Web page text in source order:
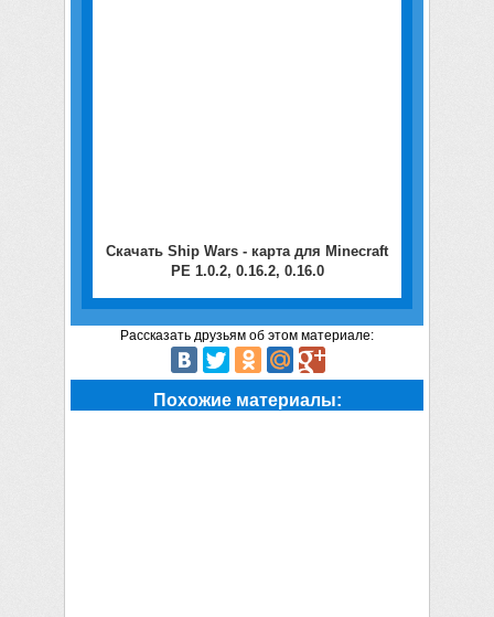
Скачать Ship Wars - карта для Minecraft
PE 1.0.2, 0.16.2, 0.16.0
Рассказать друзьям об этом материале:
Похожие материалы: